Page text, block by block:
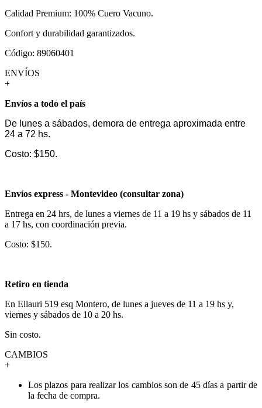
Calidad Premium: 100% Cuero Vacuno.
Confort y durabilidad garantizados.
Código: 89060401
ENVÍOS
+
Envíos a todo el país
De lunes a sábados, demora de entrega aproximada entre
24 a 72 hs.
Costo: $150.
Envíos express - Montevideo (consultar zona)
Entrega en 24 hrs, de lunes a viernes de 11 a 19 hs y sábados de 11
a 17 hs, con coordinación previa.
Costo: $150.
Retiro en tienda
En Ellauri 519 esq Montero, de lunes a jueves de 11 a 19 hs y,
viernes y sábados de 10 a 20 hs.
Sin costo.
CAMBIOS
+
Los plazos para realizar los cambios son de 45 días a partir de
la fecha de compra.